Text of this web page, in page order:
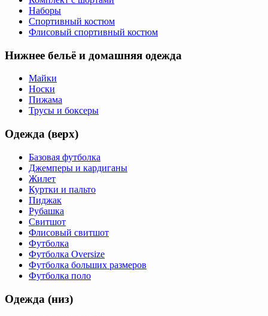
Наборы
Спортивный костюм
Флисовый спортивный костюм
Нижнее бельё и домашняя одежда
Майки
Носки
Пижама
Трусы и боксеры
Одежда (верх)
Базовая футболка
Джемперы и кардиганы
Жилет
Куртки и пальто
Пиджак
Рубашка
Свитшот
Флисовый свитшот
Футболка
Футболка Oversize
Футболка больших размеров
Футболка поло
Одежда (низ)